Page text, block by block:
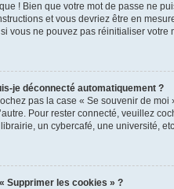
! Bien que votre mot de passe ne
et vous devriez être en
vous ne pouvez pas réinitialiser votre
je déconnecté automatiquement ?
pas la case « Se souvenir de
Pour rester connecté, veuillez
un cybercafé, une université,
Supprimer les cookies » ?